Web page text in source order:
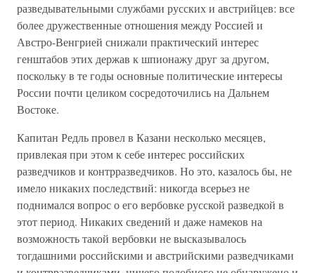
разведывательными службами русских и австрийцев: все
более дружественные отношения между Россией и
Австро-Венгрией снижали практический интерес
генштабов этих держав к шпионажу друг за другом,
поскольку в те годы основные политические интересы
России почти целиком сосредоточились на Дальнем
Востоке.
Капитан Редль провел в Казани несколько месяцев,
привлекая при этом к себе интерес российских
разведчиков и контрразведчиков. Но это, казалось бы, не
имело никаких последствий: никогда всерьез не
поднимался вопрос о его вербовке русской разведкой в
этот период. Никаких сведений и даже намеков на
возможность такой вербовки не высказывалось
тогдашними российскими и австрийскими разведчиками